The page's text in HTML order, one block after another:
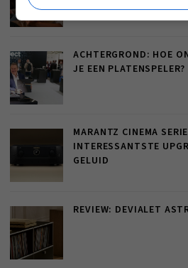
ACHTERGROND: HOE
JE EEN PLATENSPELER?
MARANTZ CINEMA
INTERESSANTSTE
GELUID
REVIEW: DEVIALET